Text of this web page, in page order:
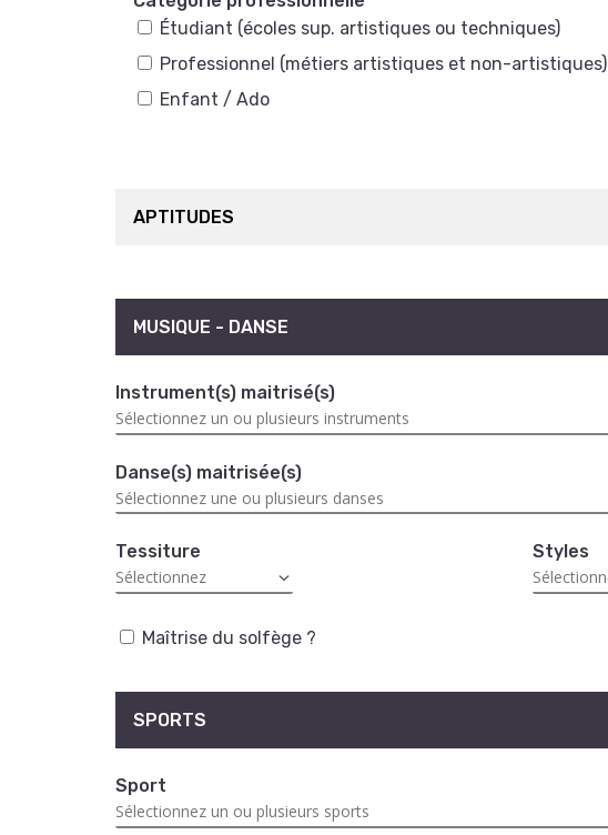
Étudiant (écoles sup. artistiques ou techniques)
Professionnel (métiers artistiques et non-artistiques)
Enfant / Ado
APTITUDES
MUSIQUE - DANSE
Instrument(s) maitrisé(s)
Danse(s) maitrisée(s)
Tessiture Styles
Maîtrise du solfège ?
SPORTS
Sport